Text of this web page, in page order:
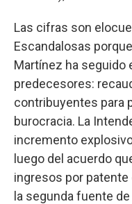
Las cifras son
Escandalosas
Martínez ha seguido
predecesores:
contribuyentes para
burocracia. La
incremento
luego del acuerdo
ingresos por patente
la segunda fuente